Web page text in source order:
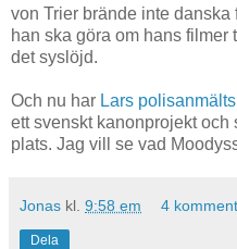
von Trier brände inte danska
han ska göra om hans
det syslöjd.
Och nu har Lars polisanmälts
ett svenskt kanonprojekt
plats. Jag vill se vad
Jonas kl. 9:58 em 4
Dela